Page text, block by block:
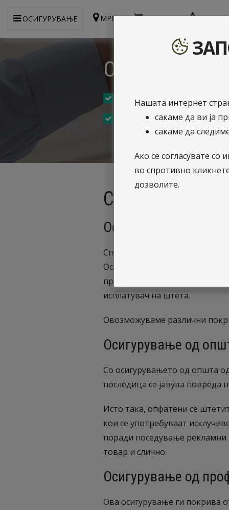
ОСИГУРУВАЊЕ МРЕЖА WEBSHOP
Осигурување
Осигурајте ја вашата
Заштитете ја
Сава -
Осигурување од
Според Законот за
Осигурувањето од
предизвикана поради
исплатувач на штета.
Овозможуваме различни
Осигурување од
Со осигурувањето од општа
последица се јавува
Исто така, опфатени се
кои се употребуваат
поради поседување
товар и слично.
Осигурување од
Ова осигурување ги покрива
Нашата интернет
сакаме да ви ја
сакаме да
Ако се согласувате
во спротивно
дозволите.